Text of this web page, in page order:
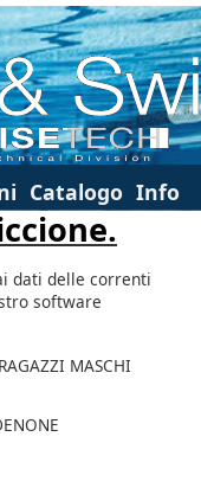
Catalogo Info
dati delle correnti
software
MASCHI